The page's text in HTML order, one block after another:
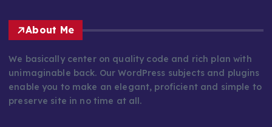
About Me
We basically center on quality code and rich plan with
unimaginable back. Our WordPress subjects and plugins
enable you to make an elegant, proficient and simple to
preserve site in no time at all.